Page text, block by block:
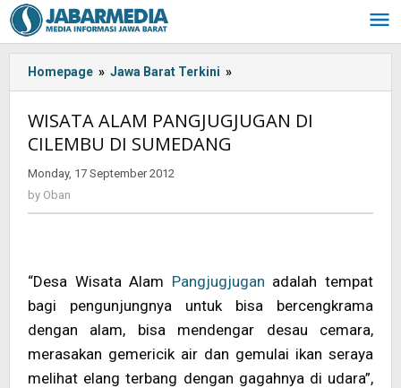
Skip
to
content
Homepage » Jawa Barat Terkini »
-:IN-
>WISATA
-
>
WISATA ALAM PANGJUGJUGAN DI
CILEMBU DI SUMEDANG
Monday, 17 September 2012
by Oban
“Desa Wisata Alam Pangjugjugan adalah tempat
bagi pengunjungnya untuk bisa bercengkrama
dengan alam, bisa mendengar desau cemara,
merasakan gemericik air dan gemulai ikan seraya
melihat elang terbang dengan gagahnya di udara”,